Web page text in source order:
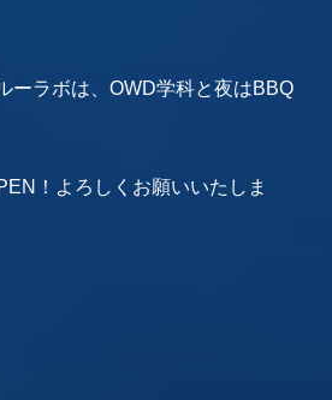
ーラボは、OWD学科と夜はBBQ
！よろしくお願いいたしま